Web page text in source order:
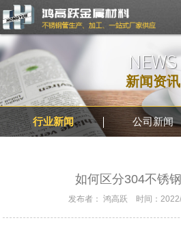
NEWS
新闻资讯
行业新闻 公司新闻
如何区分304不锈
发布者： 鸿高跃 时间：